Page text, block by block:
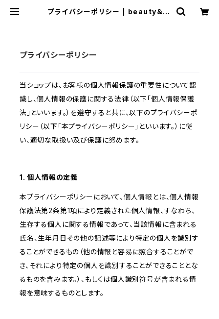
プライバシーポリシー | beauty＆re
プライバシーポリシー
当ショップは、お客様の個人情報保護の重要性について認
識し、個人情報の保護に関する法律（以下「個人情報保護
法」といいます。）を遵守すると共に、以下のプライバシーポ
リシー（以下「本プライバシーポリシー」といいます。）に従
い、適切な取扱い及び保護に努めます。
1. 個人情報の定義
本プライバシーポリシーにおいて、個人情報とは、個人情報
保護法第2条第1項により定義された個人情報、すなわち、
生存する個人に関する情報であって、当該情報に含まれる
氏名、生年月日その他の記述等により特定の個人を識別す
ることができるもの（他の情報と容易に照合することがで
き、それにより特定の個人を識別することができることとな
るものを含みます。）、もしくは個人識別符号が含まれる情
報を意味するものとします。